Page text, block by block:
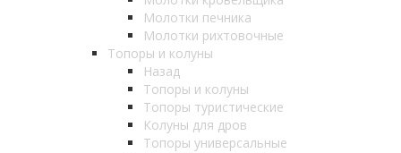
Молотки печника
Молотки рихтовочные
Топоры и колуны
Назад
Топоры и колуны
Топоры туристические
Колуны для дров
Топоры универсальные